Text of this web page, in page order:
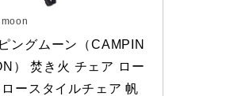
ングムーン（CAMPIN
） 焚き火 チェア ロー
ースタイルチェア 帆